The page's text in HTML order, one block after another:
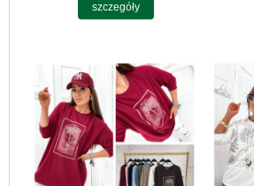
szczegóły